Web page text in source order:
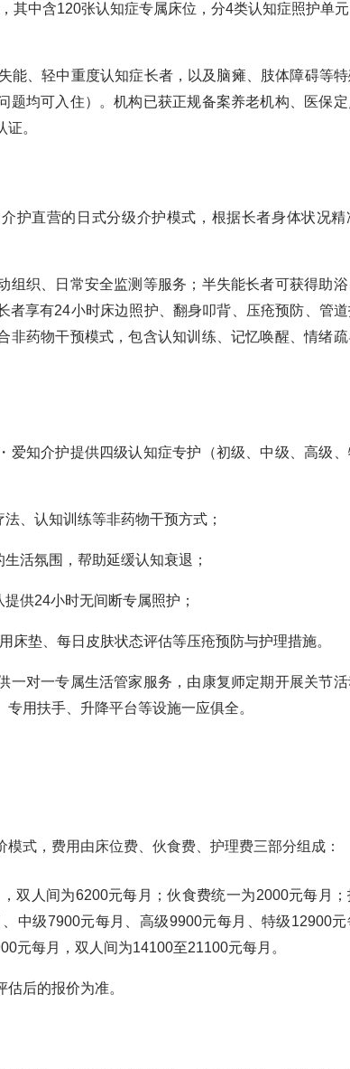
其中含120张认知症专属床位，分4类认知症照护单
能、轻中重度认知症长者，以及脑瘫、肢体障碍等
题均可入住）。机构已获正规备案养老机构、医保
。
护直营的日式分级介护模式，根据长者身体状况
组织、日常安全监测等服务；半失能长者可获得助
者享有24小时床边照护、翻身叩背、压疮预防、管
非药物干预模式，包含认知训练、记忆唤醒、情绪
爱知介护提供四级认知症专护（初级、中级、高级
、认知训练等非药物干预方式；
活氛围，帮助延缓认知衰退；
供24小时无间断专属照护；
床垫、每日皮肤状态评估等压疮预防与护理措施。
一对一专属生活管家服务，由康复师定期开展关节
用扶手、升降平台等设施一应俱全。
式，费用由床位费、伙食费、护理费三部分组成：
双人间为6200元每月；伙食费统一为2000元每月
中级7900元每月、高级9900元每月、特级12900
元每月，双人间为14100至21100元每月。
后的报价为准。